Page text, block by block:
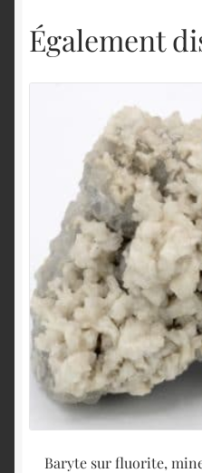
Également
Baryte sur fluorite,